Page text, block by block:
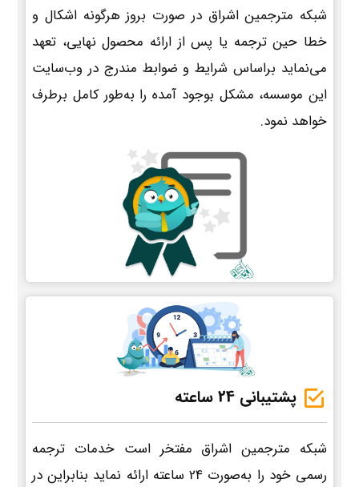
شبکه مترجمین اشراق در صورت بروز هرگونه اشکال و
خطا حین ترجمه یا پس از ارائه محصول نهایی، تعهد
می‌نماید براساس شرایط و ضوابط مندرج در وب‌سایت
این موسسه، مشکل بوجود آمده را به‌طور کامل برطرف
خواهد نمود.
پشتیبانی 24 ساعته
شبکه مترجمین اشراق مفتخر است خدمات ترجمه
رسمی خود را به‌صورت 24 ساعته ارائه نماید بنابراین در